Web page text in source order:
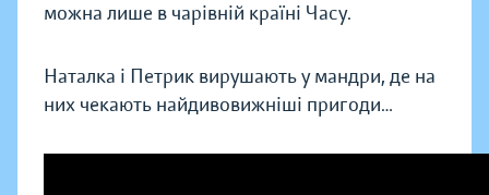
можна лише в чарівній країні Часу.
Наталка і Петрик вирушають у мандри, де на
них чекають найдивовижніші пригоди…